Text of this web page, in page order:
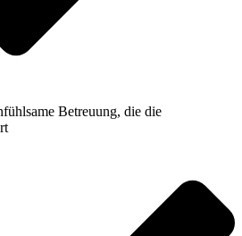
Betreuung, die die